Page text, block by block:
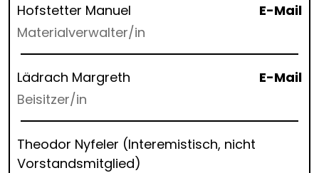
Hofstetter Manuel
E-Mail
Materialverwalter/in
Lädrach Margreth
E-Mail
Beisitzer/in
Theodor Nyfeler (Interemistisch, nicht
Vorstandsmitglied)